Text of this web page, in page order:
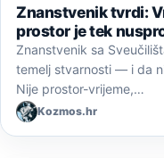
Znanstvenik tvrdi:
prostor je tek
Znanstvenik sa
temelj stvarnosti — i da
Nije prostor-vrijeme,…
Kozmos.hr